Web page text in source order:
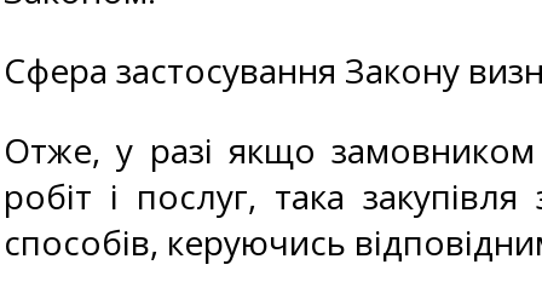
Сфера застосування Закону
Отже, у разі якщо замовником
робіт і послуг, така
способів, керуючись